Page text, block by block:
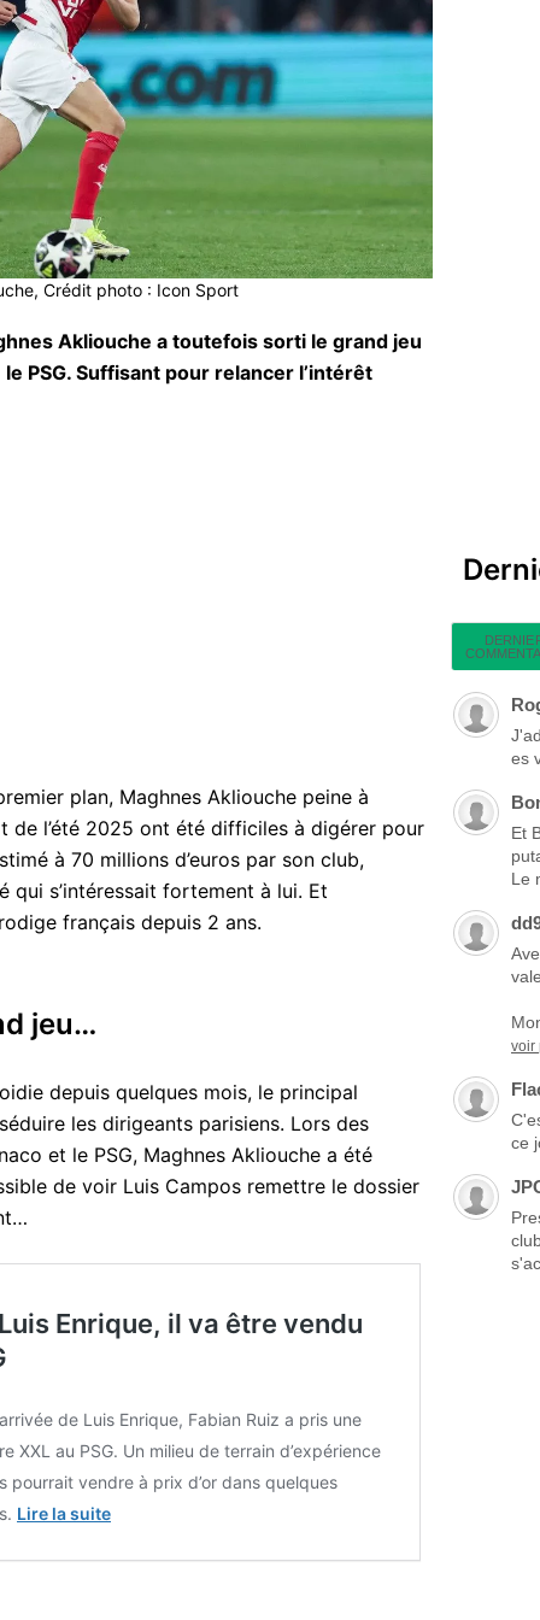
Crédit photo : Icon Sport
Akliouche a toutefois sorti le grand jeu
PSG. Suffisant pour relancer l’intérêt
plan, Maghnes Akliouche peine à
de l’été 2025 ont été difficiles à digérer pour
à 70 millions d’euros par son club,
s’intéressait fortement à lui. Et
français depuis 2 ans.
jeu…
depuis quelques mois, le principal
les dirigeants parisiens. Lors des
et le PSG, Maghnes Akliouche a été
de voir Luis Campos remettre le dossier
Enrique, il va être vendu
de Luis Enrique, Fabian Ruiz a pris une
XXL au PSG. Un milieu de terrain d’expérience
pourrait vendre à prix d’or dans quelques
Lire la suite
es
Et
Le
voir
ce